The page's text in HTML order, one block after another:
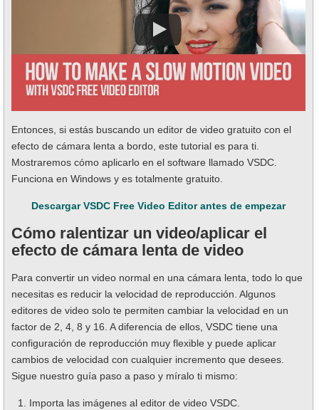
Entonces, si estás buscando un editor de video gratuito con el
efecto de cámara lenta a bordo, este tutorial es para ti.
Mostraremos cómo aplicarlo en el software llamado VSDC.
Funciona en Windows y es totalmente gratuito.
Descargar VSDC Free Video Editor antes de empezar
Cómo ralentizar un video/aplicar el
efecto de cámara lenta de video
Para convertir un video normal en una cámara lenta, todo lo que
necesitas es reducir la velocidad de reproducción. Algunos
editores de video solo te permiten cambiar la velocidad en un
factor de 2, 4, 8 y 16. A diferencia de ellos, VSDC tiene una
configuración de reproducción muy flexible y puede aplicar
cambios de velocidad con cualquier incremento que desees.
Sigue nuestro guía paso a paso y míralo ti mismo:
Importa las imágenes al editor de video VSDC.